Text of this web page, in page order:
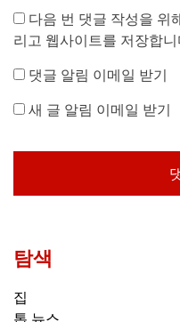
다음 번 댓글 작성을 위
리고 웹사이트를 저장합
댓글 알림 이메일 받기
새 글 알림 이메일 받기
탐색
집